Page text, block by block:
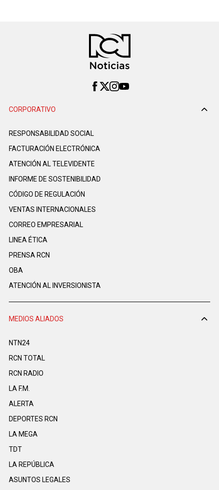
CORPORATIVO
RESPONSABILIDAD SOCIAL
FACTURACIÓN ELECTRÓNICA
ATENCIÓN AL TELEVIDENTE
INFORME DE SOSTENIBILIDAD
CÓDIGO DE REGULACIÓN
VENTAS INTERNACIONALES
CORREO EMPRESARIAL
LINEA ÉTICA
PRENSA RCN
OBA
ATENCIÓN AL INVERSIONISTA
MEDIOS ALIADOS
NTN24
RCN TOTAL
RCN RADIO
LA F.M.
ALERTA
DEPORTES RCN
LA MEGA
TDT
LA REPÚBLICA
ASUNTOS LEGALES